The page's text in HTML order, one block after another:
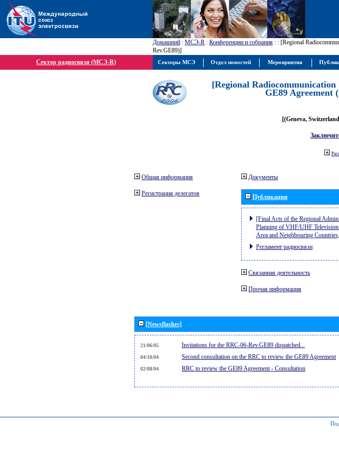
Домашний : МСЭ-R : Конференции и собрания : : [Regional
Rev.GE89)]
Сектор радиосвязи (МСЭ-R)
[Regional
GE89 Agreement
[(Geneva,
Общая информация
Регистрация делегатов
Документы
Публикации
[Final Acts of the Regional
Planning of VHF/UHF
Area and Neighbouring
Регламент радиосвязи
Связанная деятельность
Прочая информация
[Newsflashes]
21/06/05 Invitations for the RRC-06-Rev.GE89 dispatched...
04/10/04 Second consultation on the RRC to review the GE89 Agreement
02/08/04 RRC to review the GE89 Agreement - Consultation
Секторы МСЭ Отдел новостей Мероприятия